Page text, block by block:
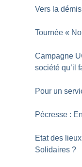
Vers la
Tournée «
Campagne
société qu’il
Pour un
Pécresse :
Etat des
Solidaires ?